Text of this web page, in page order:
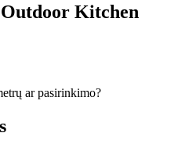
Kitchen
ar pasirinkimo?